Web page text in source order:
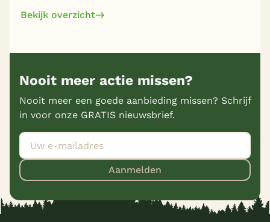
Bekijk overzicht
Nooit meer actie missen?
Nooit meer een goede aanbieding missen? Schrijf
in voor onze GRATIS nieuwsbrief.
Aanmelden